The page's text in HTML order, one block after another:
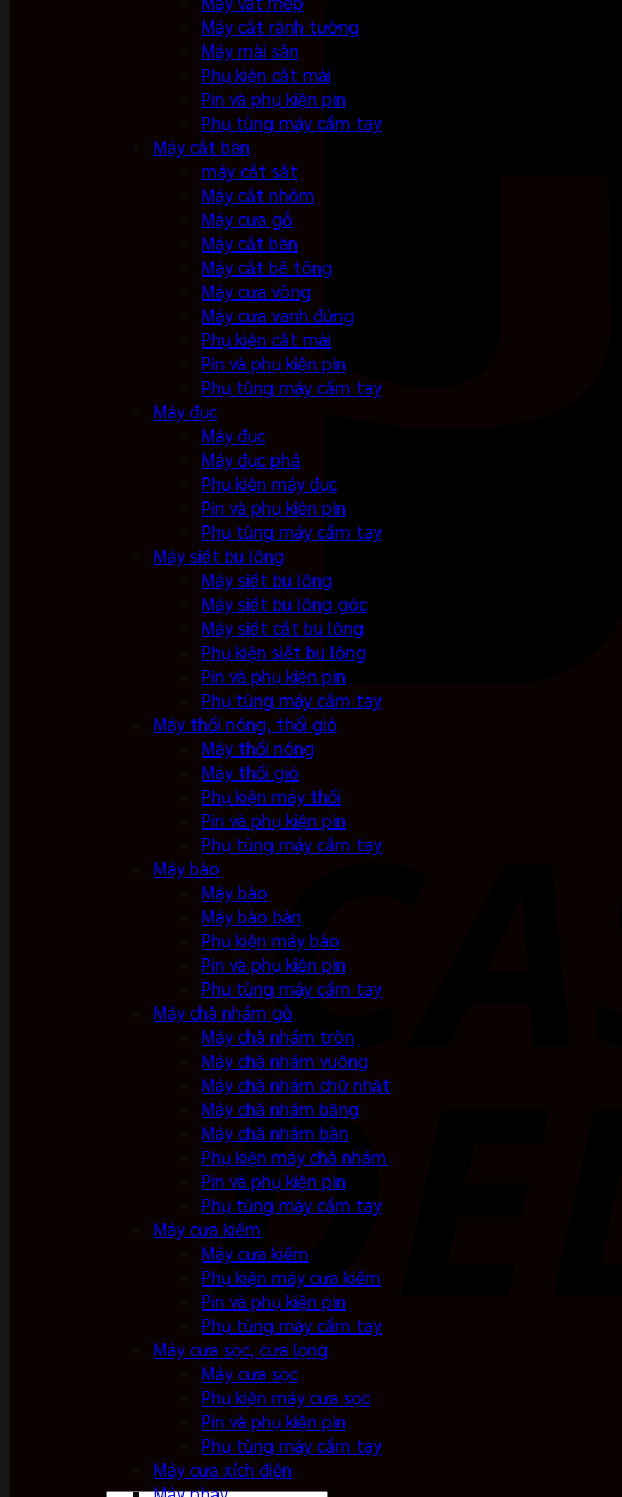
Máy cắt rãnh tường
Máy mài sàn
Phụ kiện cắt mài
Pin và phụ kiện pin
Phụ tùng máy cầm tay
Máy cắt bàn
máy cắt sắt
Máy cắt nhôm
Máy cưa gỗ
Máy cắt bàn
Máy cắt bê tông
Máy cưa vòng
Máy cưa vanh đứng
Phụ kiện cắt mài
Pin và phụ kiện pin
Phụ tùng máy cầm tay
Máy đục
Máy đục
Máy đục phá
Phụ kiện máy đục
Pin và phụ kiện pin
Phụ tùng máy cầm tay
Máy siết bu lông
Máy siết bu lông
Máy siết bu lông góc
Máy siết cắt bu lông
Phụ kiện siết bu lông
Pin và phụ kiện pin
Phụ tùng máy cầm tay
Máy thổi nóng, thổi gió
Máy thổi nóng
Máy thổi gió
Phụ kiện máy thổi
Pin và phụ kiện pin
Phụ tùng máy cầm tay
Máy bào
Máy bào
Máy bào bàn
Phụ kiện máy bào
Pin và phụ kiện pin
Phụ tùng máy cầm tay
Máy chà nhám gỗ
Máy chà nhám tròn
Máy chà nhám vuông
Máy chà nhám chữ nhật
Máy chà nhám băng
Máy chà nhám bàn
Phụ kiện máy chà nhám
Pin và phụ kiện pin
Phụ tùng máy cầm tay
Máy cưa kiếm
Máy cưa kiếm
Phụ kiện máy cưa kiếm
Pin và phụ kiện pin
Phụ tùng máy cầm tay
Máy cưa sọc, cưa lọng
Máy cưa sọc
Phụ kiện máy cưa sọc
Pin và phụ kiện pin
Phụ tùng máy cầm tay
Máy cưa xích điện